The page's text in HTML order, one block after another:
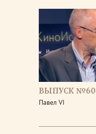
ВЫПУСК №60
Павел VI